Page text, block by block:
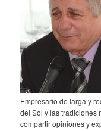
Empresario de larga y
del Sol y las tradiciones
compartir opiniones y